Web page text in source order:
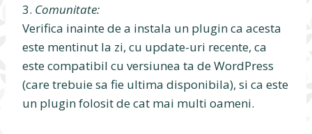
3. Comunitate:
Verifica inainte de a instala un plugin ca acesta
este mentinut la zi, cu update-uri recente, ca
este compatibil cu versiunea ta de WordPress
(care trebuie sa fie ultima disponibila), si ca este
un plugin folosit de cat mai multi oameni.